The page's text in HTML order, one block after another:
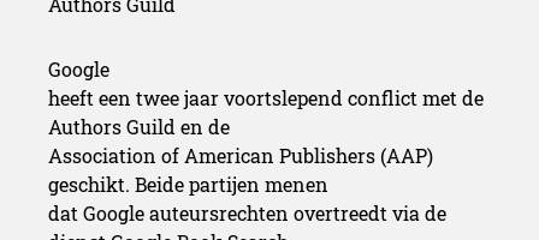
Google
heeft een twee jaar voortslepend conflict met de
Authors Guild en de
Association of American Publishers (AAP)
geschikt. Beide partijen menen
dat Google auteursrechten overtreedt via de